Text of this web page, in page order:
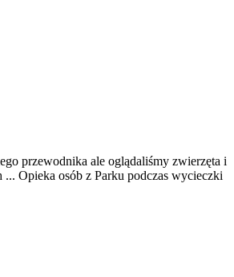
przewodnika ale oglądaliśmy zwierzęta i
Opieka osób z Parku podczas wycieczki